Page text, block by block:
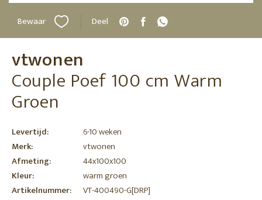
Bewaar Deel
vtwonen
Couple Poef 100 cm Warm
Groen
Levertijd:
6-10 weken
Merk:
vtwonen
Afmeting:
44x100x100
Kleur:
warm groen
Artikelnummer:
VT-400490-G[DRP]